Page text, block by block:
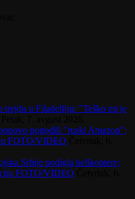
trejdu u Filadelfiju: "Teško mi je
pogodili "ruski Amazon";
FOTO/VIDEO
Srbije podigla helikoptere;
FOTO/VIDEO